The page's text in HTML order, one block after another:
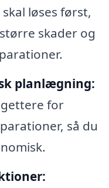
løses først,
skader og
planlægning:
for
så du